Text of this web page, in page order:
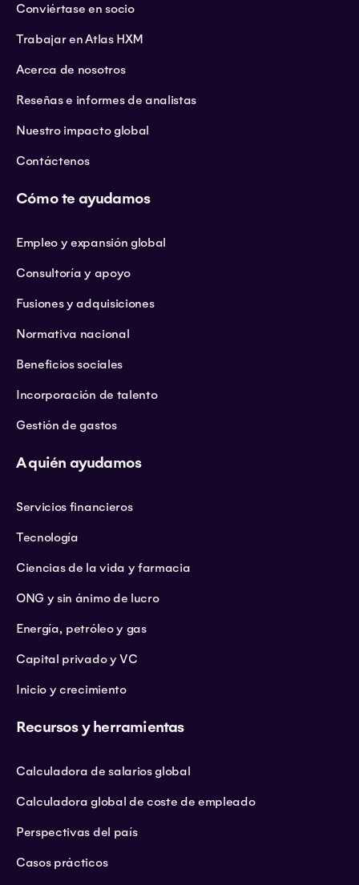
Conviértase en socio
Trabajar en Atlas HXM
Acerca de nosotros
Reseñas e informes de analistas
Nuestro impacto global
Contáctenos
Cómo te ayudamos
Empleo y expansión global
Consultoría y apoyo
Fusiones y adquisiciones
Normativa nacional
Beneficios sociales
Incorporación de talento
Gestión de gastos
A quién ayudamos
Servicios financieros
Tecnología
Ciencias de la vida y farmacia
ONG y sin ánimo de lucro
Energía, petróleo y gas
Capital privado y VC
Inicio y crecimiento
Recursos y herramientas
Calculadora de salarios global
Calculadora global de coste de empleado
Perspectivas del país
Casos prácticos